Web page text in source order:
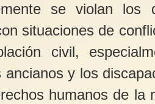
se violan los
situaciones de
civil,
ancianos y los
humanos de la